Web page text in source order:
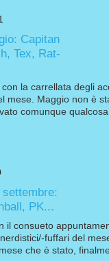
Capitan
Tex, Rat-
con la carrellata degli
mese. Maggio non è
comunque
PK...
il consueto
fuffari del
che è stato,